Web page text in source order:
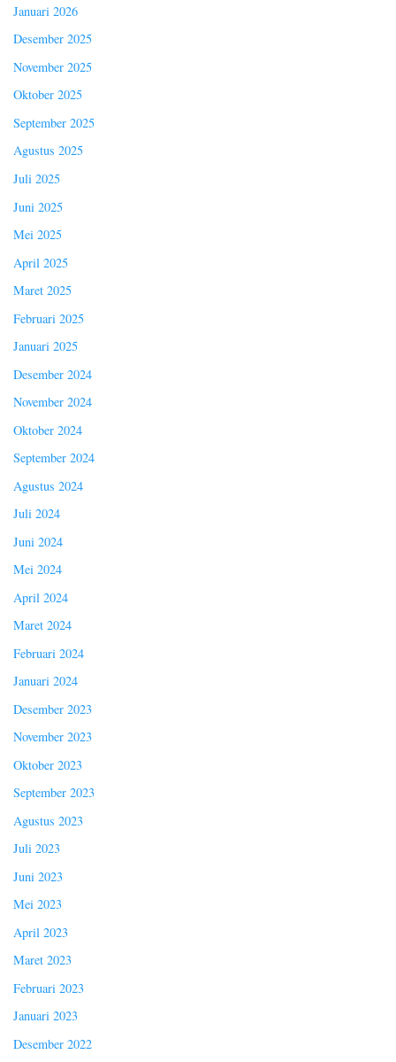
Januari 2026
Desember 2025
November 2025
Oktober 2025
September 2025
Agustus 2025
Juli 2025
Juni 2025
Mei 2025
April 2025
Maret 2025
Februari 2025
Januari 2025
Desember 2024
November 2024
Oktober 2024
September 2024
Agustus 2024
Juli 2024
Juni 2024
Mei 2024
April 2024
Maret 2024
Februari 2024
Januari 2024
Desember 2023
November 2023
Oktober 2023
September 2023
Agustus 2023
Juli 2023
Juni 2023
Mei 2023
April 2023
Maret 2023
Februari 2023
Januari 2023
Desember 2022